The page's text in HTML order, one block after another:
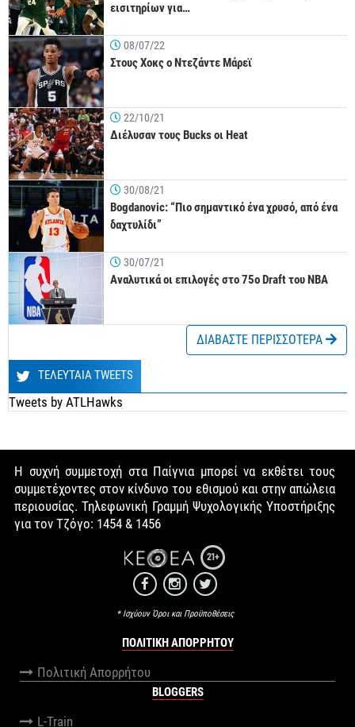
εισιτηρίων για…
08/07/22
Στους Χοκς ο Ντεζάντε Μάρεϊ
22/10/21
Διέλυσαν τους Bucks οι Heat
30/08/21
Bogdanovic: “Πιο σημαντικό ένα χρυσό, από ένα
δαχτυλίδι”
30/07/21
Αναλυτικά οι επιλογές στο 75ο Draft του NBA
ΔΙΑΒΑΣΤΕ ΠΕΡΙΣΣΟΤΕΡΑ
ΤΕΛΕΥΤΑΙΑ TWEETS
Tweets by ATLHawks
Η συχνή συμμετοχή στα Παίγνια μπορεί να εκθέτει τους
συμμετέχοντες στον κίνδυνο του εθισμού και στην απώλεια
περιουσίας. Τηλεφωνική Γραμμή Ψυχολογικής Υποστήριξης
για τον Τζόγο: 1454 & 1456
21+
* Ισχύουν Όροι και Προϋποθέσεις
ΠΟΛΙΤΙΚΉ ΑΠΟΡΡΉΤΟΥ
Πολιτική Απορρήτου
BLOGGERS
L-Train